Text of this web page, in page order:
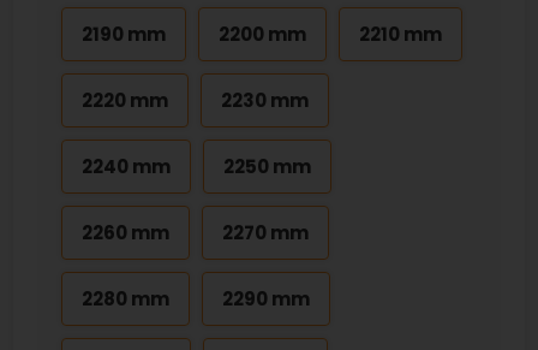
2190 mm 2200 mm 2210 mm
2220 mm 2230 mm
2240 mm 2250 mm
2260 mm 2270 mm
2280 mm 2290 mm